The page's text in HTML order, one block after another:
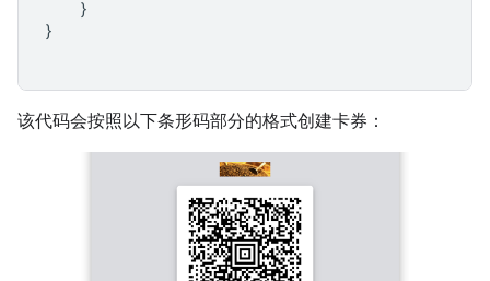
}
}
该代码会按照以下条形码部分的格式创建卡券：